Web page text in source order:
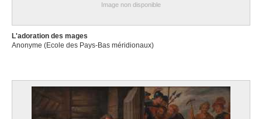
Image non disponible
L'adoration des mages
Anonyme (Ecole des Pays-Bas méridionaux)